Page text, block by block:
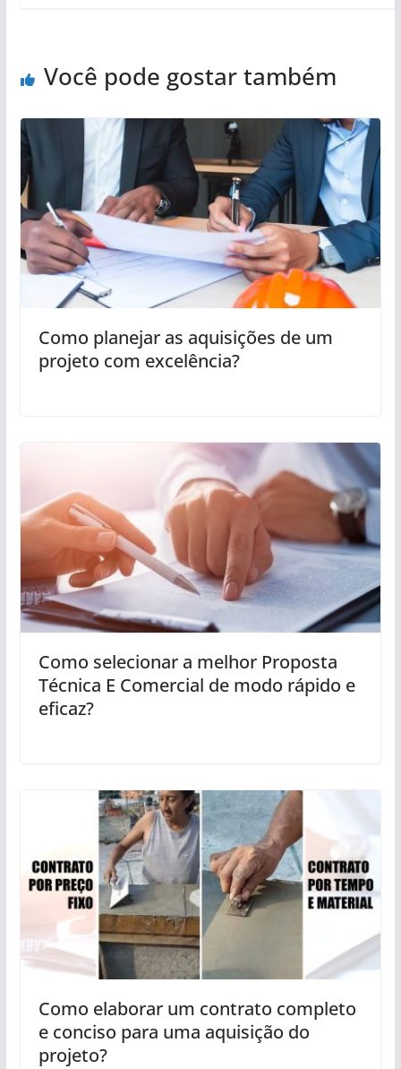
Você pode gostar também
Como planejar as aquisições de um
projeto com excelência?
Como selecionar a melhor Proposta
Técnica E Comercial de modo rápido e
eficaz?
Como elaborar um contrato completo
e conciso para uma aquisição do
projeto?